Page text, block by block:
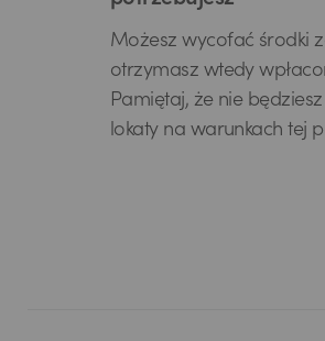
Możesz wycofać środki
otrzymasz wtedy
Pamiętaj, że nie
lokaty na warunkach tej